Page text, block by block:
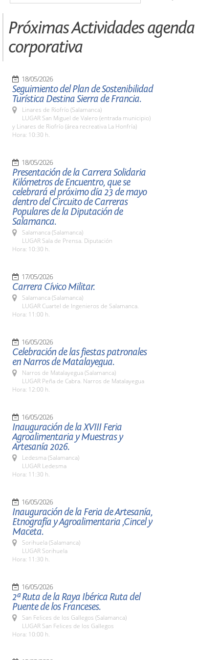
Próximas Actividades agenda
corporativa
18/05/2026
Seguimiento del Plan de Sostenibilidad
Turística Destina Sierra de Francia.
Linares de Riofrío (Salamanca)
LUGAR San Miguel de Valero (entrada municipio)
y Linares de Riofrío (área recreativa La Honfría)
Hora: 10:30 h.
18/05/2026
Presentación de la Carrera Solidaria
Kilómetros de Encuentro, que se
celebrará el próximo día 23 de mayo
dentro del Circuito de Carreras
Populares de la Diputación de
Salamanca.
Salamanca (Salamanca)
LUGAR Sala de Prensa. Diputación
Hora: 10:30 h.
17/05/2026
Carrera Cívico Militar.
Salamanca (Salamanca)
LUGAR Cuartel de Ingenieros de Salamanca.
Hora: 11:00 h.
16/05/2026
Celebración de las fiestas patronales
en Narros de Matalayegua.
Narros de Matalayegua (Salamanca)
LUGAR Peña de Cabra. Narros de Matalayegua
Hora: 12:00 h.
16/05/2026
Inauguración de la XVIII Feria
Agroalimentaria y Muestras y
Artesanía 2026.
Ledesma (Salamanca)
LUGAR Ledesma
Hora: 11:30 h.
16/05/2026
Inauguración de la Feria de Artesanía,
Etnografía y Agroalimentaria ,Cincel y
Maceta.
Sorihuela (Salamanca)
LUGAR Sorihuela
Hora: 11:30 h.
16/05/2026
2ª Ruta de la Raya Ibérica Ruta del
Puente de los Franceses.
San Felices de los Gallegos (Salamanca)
LUGAR San Felices de los Gallegos
Hora: 10:00 h.